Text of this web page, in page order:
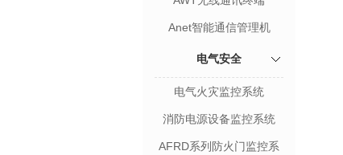
Anet智能通信管理机
电气安全
电气火灾监控系统
消防电源设备监控系统
AFRD系列防火门监控系